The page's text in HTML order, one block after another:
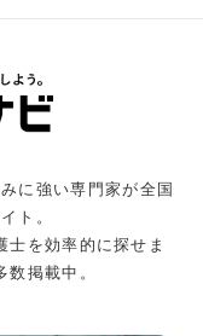
に強い専門家が全国
ト。
士を効率的に探せま
掲載中。